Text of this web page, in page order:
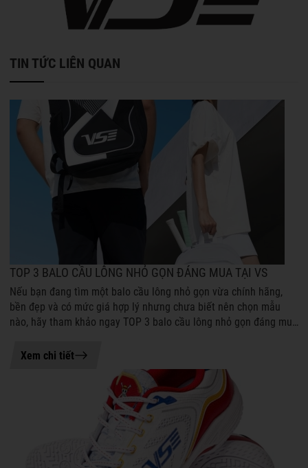
TIN TỨC LIÊN QUAN
04-08-2026 16:06
TOP 3 BALO CẦU LÔNG NHỎ GỌN ĐÁNG MUA TẠI VS
Nếu bạn đang tìm một balo cầu lông nhỏ gọn vừa chính hãng,
bền đẹp và có mức giá hợp lý nhưng chưa biết nên chọn mẫu
nào, hãy tham khảo ngay TOP 3 balo cầu lông nhỏ gọn đáng mua
Xem chi tiết